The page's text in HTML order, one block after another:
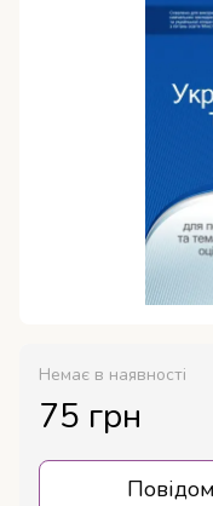
Немає в наявності
75 грн